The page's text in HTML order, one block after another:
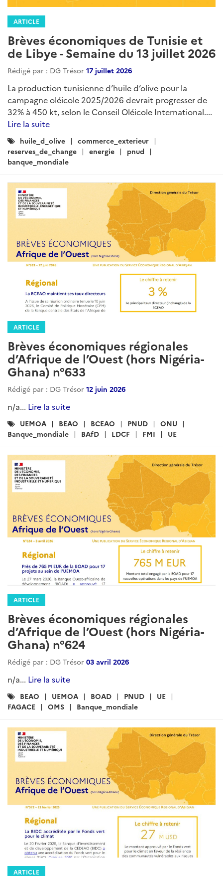
ARTICLE
Brèves économiques de Tunisie et
de Libye - Semaine du 13 juillet 2026
Rédigé par : DG Trésor 17 juillet 2026
La production tunisienne d’huile d’olive pour la
campagne oléicole 2025/2026 devrait progresser de
32% à 450 kt, selon le Conseil Oléicole International....
Lire la suite
Catégories
:
huile_d_olive
commerce_exterieur
reserves_de_change
energie
pnud
banque_mondiale
ARTICLE
Brèves économiques régionales
d’Afrique de l’Ouest (hors Nigéria-
Ghana) n°633
Rédigé par : DG Trésor 12 juin 2026
n/a... Lire la suite
Catégories
:
UEMOA BEAO BCEAO PNUD
ONU
Banque_mondiale
BAfD LDCF FMI UE
ARTICLE
Brèves économiques régionales
d’Afrique de l’Ouest (hors Nigéria-
Ghana) n°624
Rédigé par : DG Trésor 03 avril 2026
n/a... Lire la suite
Catégories
:
BEAO UEMOA BOAD PNUD
UE
FAGACE
OMS Banque_mondiale
ARTICLE